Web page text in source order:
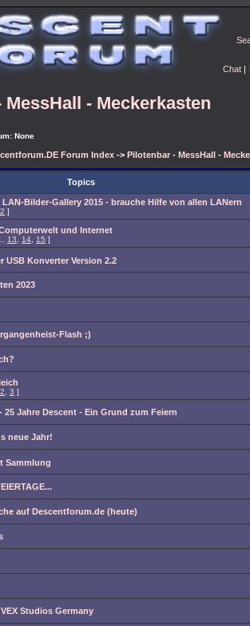
Chat |
- Meckerkasten
None
Forum Index -> Pilotenbar - MessHall -
Topics
LAN-Bilder-Gallery 2015 - brauche Hilfe von allen LANern
2 ]
und Internet
13 14 15 ]
USB Konverter Version 2.2
2023
Flash ;)
2 3 ]
25 Jahre Descent - Ein Grund zum Feiern
neue Jahr!
Sammlung
auf Descentforum.de (heute)
Studios Germany